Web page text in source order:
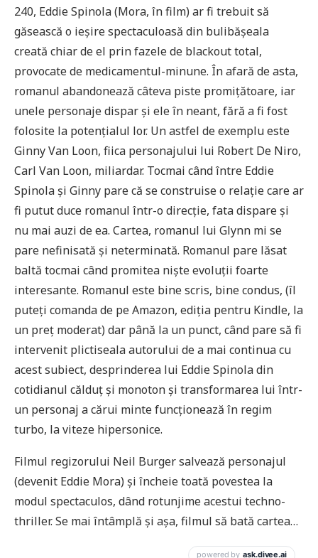
240, Eddie Spinola (Mora, în film) ar fi trebuit să
găsească o ieșire spectaculoasă din bulibășeala
creată chiar de el prin fazele de blackout total,
provocate de medicamentul-minune. În afară de asta,
romanul abandonează câteva piste promițătoare, iar
unele personaje dispar și ele în neant, fără a fi fost
folosite la potențialul lor. Un astfel de exemplu este
Ginny Van Loon, fiica personajului lui Robert De Niro,
Carl Van Loon, miliardar. Tocmai când între Eddie
Spinola și Ginny pare că se construise o relație care ar
fi putut duce romanul într-o direcție, fata dispare și
nu mai auzi de ea. Cartea, romanul lui Glynn mi se
pare nefinisată și neterminată. Romanul pare lăsat
baltă tocmai când promitea niște evoluții foarte
interesante. Romanul este bine scris, bine condus, (îl
puteți comanda de pe Amazon, ediția pentru Kindle, la
un preț moderat) dar până la un punct, când pare să fi
intervenit plictiseala autorului de a mai continua cu
acest subiect, desprinderea lui Eddie Spinola din
cotidianul călduț și monoton și transformarea lui într-
un personaj a cărui minte funcționează în regim
turbo, la viteze hipersonice.
Filmul regizorului Neil Burger salvează personajul
(devenit Eddie Mora) și încheie toată povestea la
modul spectaculos, dând rotunjime acestui techno-
thriller. Se mai întâmplă și așa, filmul să bată cartea…